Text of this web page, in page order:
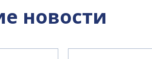
новости